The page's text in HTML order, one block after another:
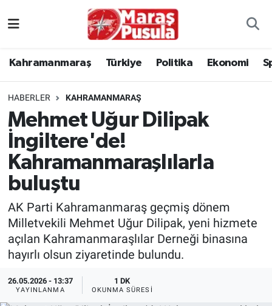
Kahramanmaraş Türkiye Politika Ekonomi
HABERLER KAHRAMANMARAŞ
Mehmet Uğur Dilipak
İngiltere'de!
Kahramanmaraşlılarla
buluştu
AK Parti Kahramanmaraş geçmiş dönem
Milletvekili Mehmet Uğur Dilipak, yeni hizmete
açılan Kahramanmaraşlılar Derneği binasına
hayırlı olsun ziyaretinde bulundu.
26.05.2026 - 13:37
YAYINLANMA
1 DK
OKUNMA SÜRESI
Politika
Ekonomi
Spor
Kültür Sanat
Sağlık
TEKNOLOJİ
İstanbul Trafik Yoğunluk Haritası
Süper Lig Puan Durumu ve Fikstür
Tüm Manşetler
Son Dakika Haberleri
Haber Arşivi